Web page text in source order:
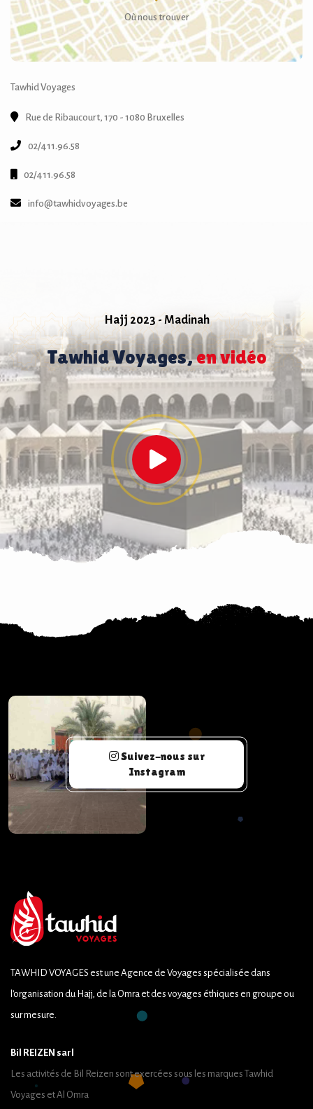
Où nous trouver
Tawhid Voyages
Rue de Ribaucourt, 170 - 1080 Bruxelles
02/411.96.58
02/411.96.58
info@tawhidvoyages.be
Hajj 2023 - Madinah
Tawhid Voyages,en vidéo
Suivez-nous sur
Instagram
TAWHID VOYAGES est une Agence de Voyages spécialisée dans
l'organisation du Hajj, de la Omra et des voyages éthiques en groupe ou
sur mesure.
Bil REIZEN sarl
Les activités de Bil Reizen sont exercées sous les marques Tawhid
Voyages et Al Omra